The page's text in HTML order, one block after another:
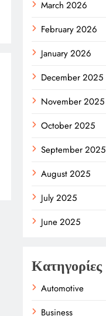
March 2026
February 2026
January 2026
December 2025
November 2025
October 2025
September 2025
August 2025
July 2025
June 2025
Κατηγορίες
Automotive
Business